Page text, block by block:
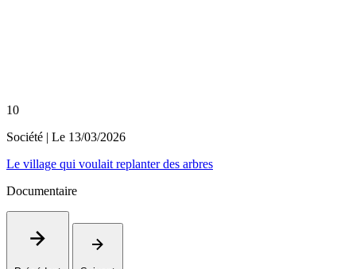
10
Société | Le 13/03/2026
Le village qui voulait replanter des arbres
Documentaire